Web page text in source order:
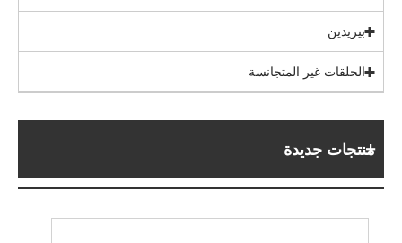
بيريدين
الحلقات غير المتجانسة
منتجات جديدة